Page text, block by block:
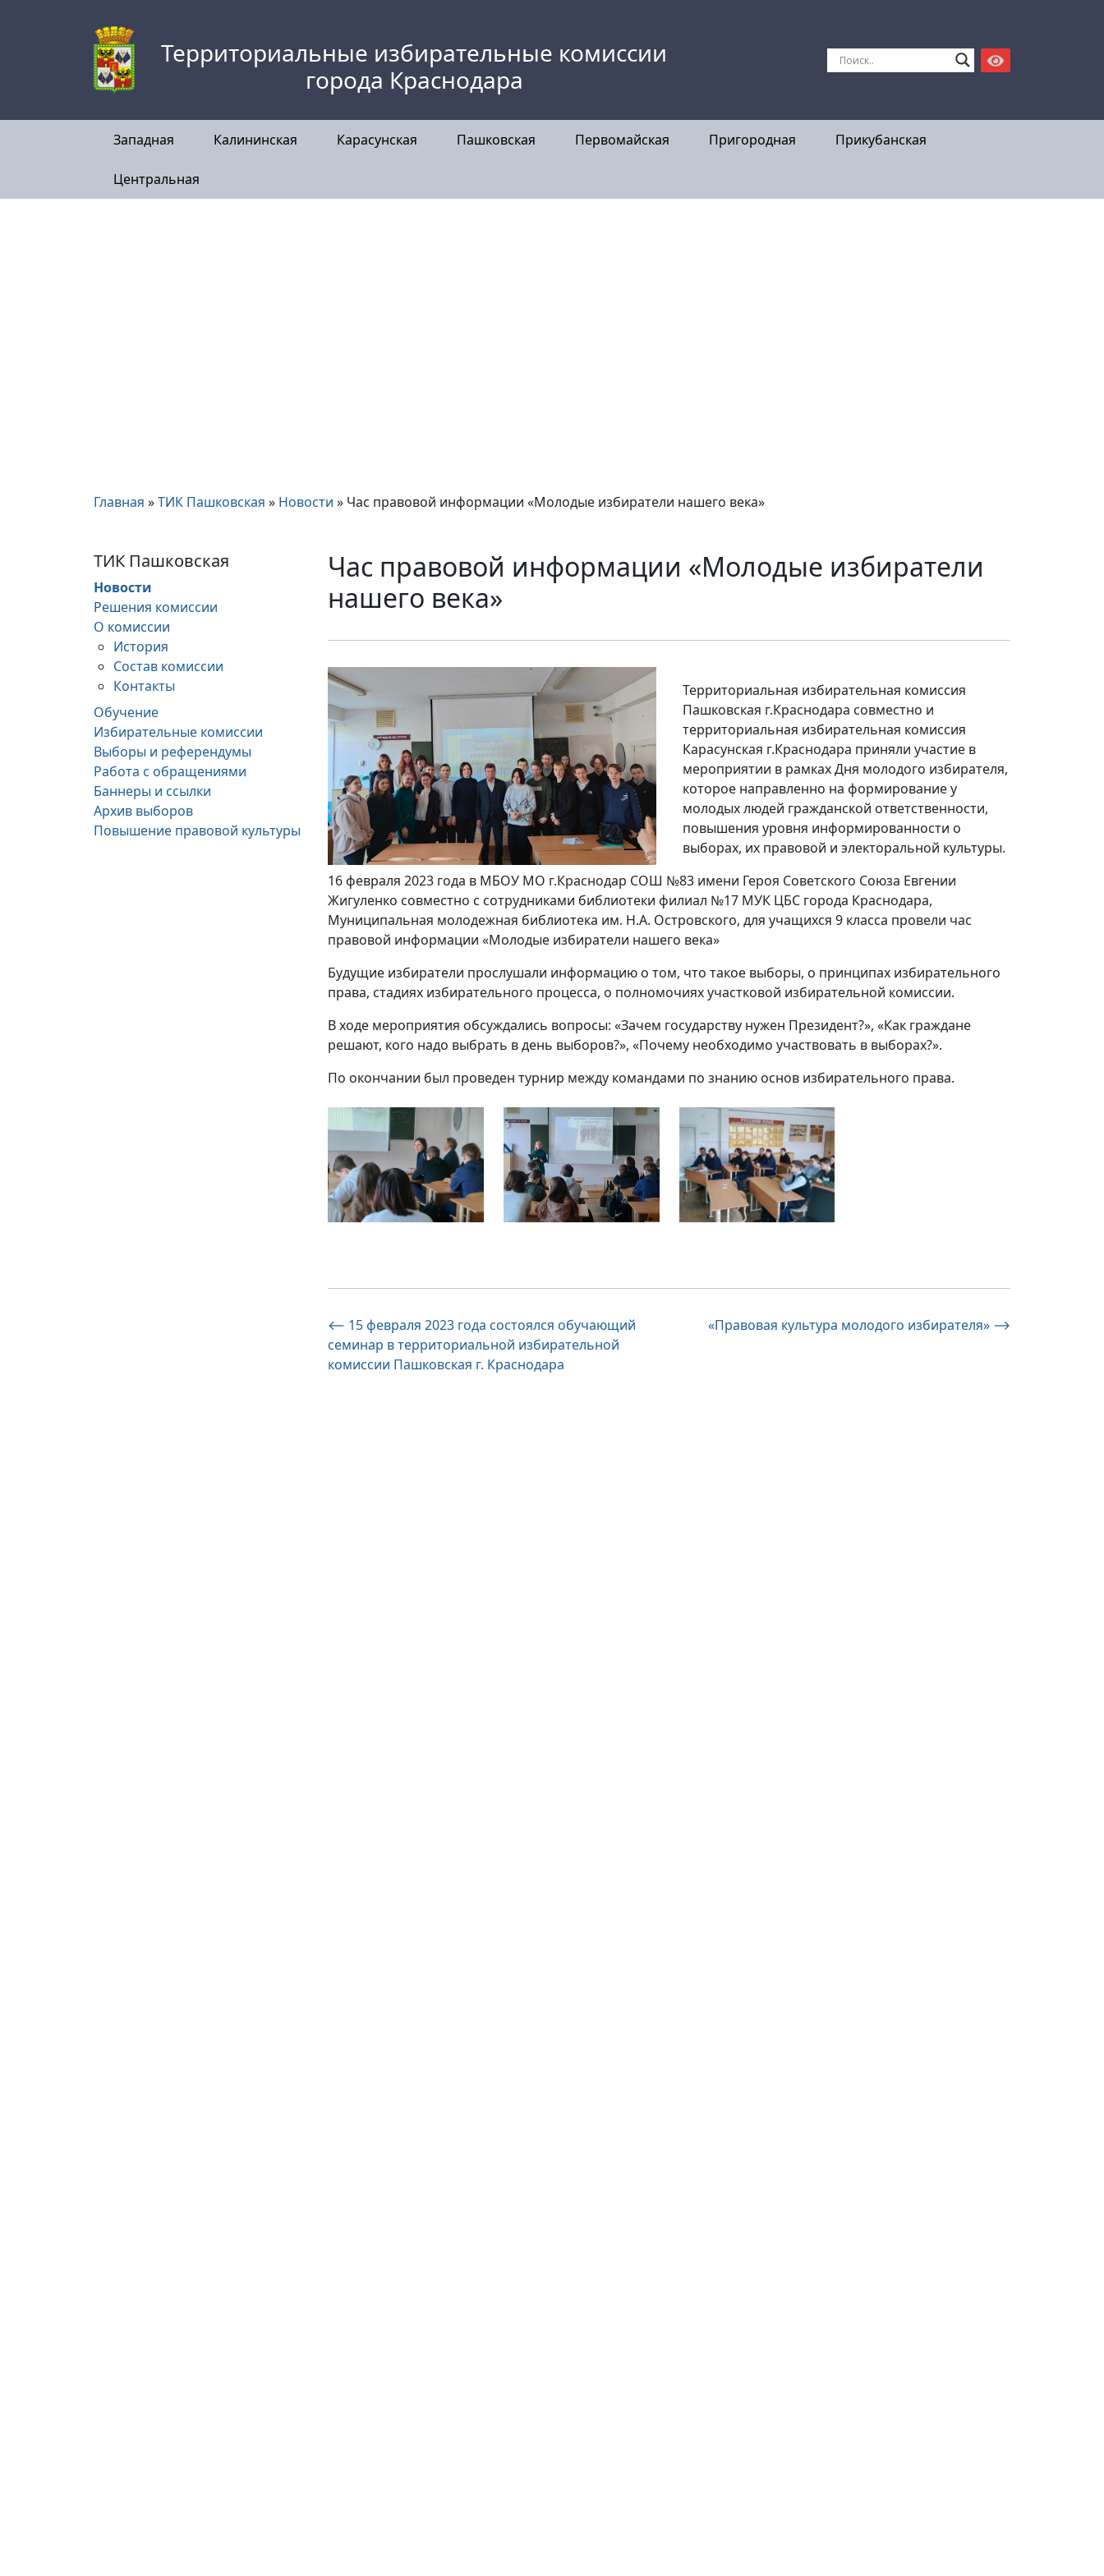
Территориальные избирательные комиссии
города Краснодара
Западная Калининская Карасунская Пашковская Первомайская Пригородная Прикубанская
Центральная
Главная »ТИК Пашковская » Новости » Час правовой информации «Молодые избиратели нашего века»
ТИК Пашковская
Новости
Решения комиссии
О комиссии
История
Состав комиссии
Контакты
Обучение
Избирательные комиссии
Выборы и референдумы
Работа с обращениями
Баннеры и ссылки
Архив выборов
Повышение правовой культуры
Час правовой информации «Молодые избиратели
нашего века»
Территориальная избирательная комиссия
Пашковская г.Краснодара совместно и
территориальная избирательная комиссия
Карасунская г.Краснодара приняли участие в
мероприятии в рамках Дня молодого избирателя,
которое направленно на формирование у
молодых людей гражданской ответственности,
повышения уровня информированности о
выборах, их правовой и электоральной культуры.
16 февраля 2023 года в МБОУ МО г.Краснодар СОШ №83 имени Героя Советского Союза Евгении
Жигуленко совместно с сотрудниками библиотеки филиал №17 МУК ЦБС города Краснодара,
Муниципальная молодежная библиотека им. Н.А. Островского, для учащихся 9 класса провели час
правовой информации «Молодые избиратели нашего века»
Будущие избиратели прослушали информацию о том, что такое выборы, о принципах избирательного
права, стадиях избирательного процесса, о полномочиях участковой избирательной комиссии.
В ходе мероприятия обсуждались вопросы: «Зачем государству нужен Президент?», «Как граждане
решают, кого надо выбрать в день выборов?», «Почему необходимо участвовать в выборах?».
По окончании был проведен турнир между командами по знанию основ избирательного права.
Навигация
по
⟵ 15 февраля 2023 года состоялся обучающий
семинар в территориальной избирательной
комиссии Пашковская г. Краснодара
«Правовая культура молодого избирателя» ⟶